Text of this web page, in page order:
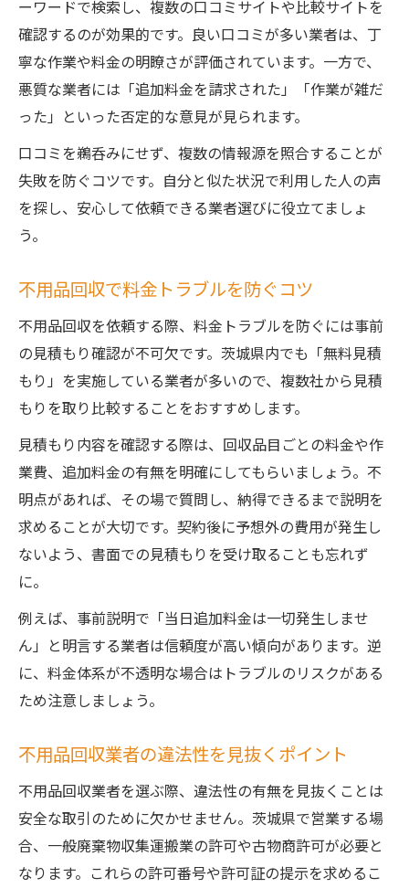
ーワードで検索し、複数の口コミサイトや比較サイトを
確認するのが効果的です。良い口コミが多い業者は、丁
寧な作業や料金の明瞭さが評価されています。一方で、
悪質な業者には「追加料金を請求された」「作業が雑だ
った」といった否定的な意見が見られます。
口コミを鵜呑みにせず、複数の情報源を照合することが
失敗を防ぐコツです。自分と似た状況で利用した人の声
を探し、安心して依頼できる業者選びに役立てましょ
う。
不用品回収で料金トラブルを防ぐコツ
不用品回収を依頼する際、料金トラブルを防ぐには事前
の見積もり確認が不可欠です。茨城県内でも「無料見積
もり」を実施している業者が多いので、複数社から見積
もりを取り比較することをおすすめします。
見積もり内容を確認する際は、回収品目ごとの料金や作
業費、追加料金の有無を明確にしてもらいましょう。不
明点があれば、その場で質問し、納得できるまで説明を
求めることが大切です。契約後に予想外の費用が発生し
ないよう、書面での見積もりを受け取ることも忘れず
に。
例えば、事前説明で「当日追加料金は一切発生しませ
ん」と明言する業者は信頼度が高い傾向があります。逆
に、料金体系が不透明な場合はトラブルのリスクがある
ため注意しましょう。
不用品回収業者の違法性を見抜くポイント
不用品回収業者を選ぶ際、違法性の有無を見抜くことは
安全な取引のために欠かせません。茨城県で営業する場
合、一般廃棄物収集運搬業の許可や古物商許可が必要と
なります。これらの許可番号や許可証の提示を求めるこ